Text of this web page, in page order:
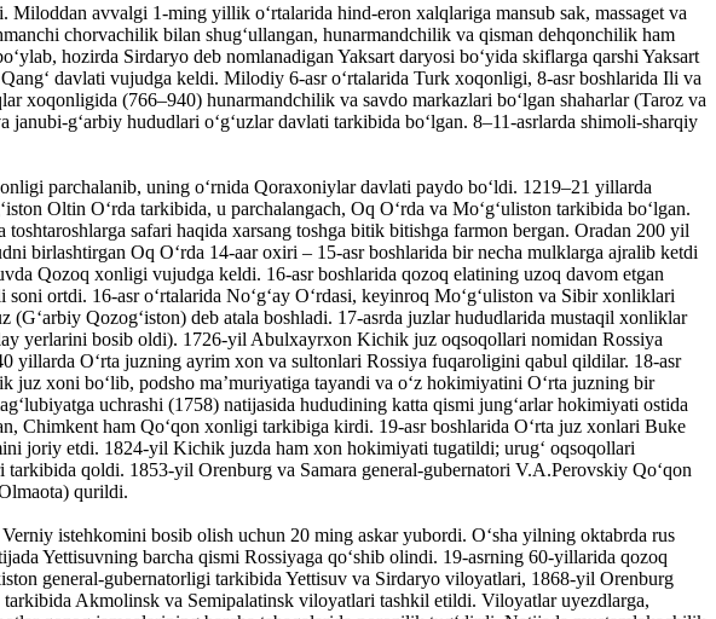
avvalgi 1-ming yillik oʻrtalarida hind-eron xalqlariga mansub sak, massaget va
chorvachilik bilan shugʻullangan, hunarmandchilik va qisman dehqonchilik ham
hozirda Sirdaryo deb nomlanadigan Yaksart daryosi boʻyida skiflarga qarshi Yaksart
davlati vujudga keldi. Milodiy 6-asr oʻrtalarida Turk xoqonligi, 8-asr boshlarida Ili va
xoqonligida (766–940) hunarmandchilik va savdo markazlari boʻlgan shaharlar (Taroz va
gʻarbiy hududlari oʻgʻuzlar davlati tarkibida boʻlgan. 8–11-asrlarda shimoli-sharqiy
parchalanib, uning oʻrnida Qoraxoniylar davlati paydo boʻldi. 1219–21 yillarda
Oltin Oʻrda tarkibida, u parchalangach, Oq Oʻrda va Moʻgʻuliston tarkibida boʻlgan.
safari haqida xarsang toshga bitik bitishga farmon bergan. Oradan 200 yil
birlashtirgan Oq Oʻrda 14-aar oxiri – 15-asr boshlarida bir necha mulklarga ajralib ketdi
Qozoq xonligi vujudga keldi. 16-asr boshlarida qozoq elatining uzoq davom etgan
ortdi. 16-asr oʻrtalarida Noʻgʻay Oʻrdasi, keyinroq Moʻgʻuliston va Sibir xonliklari
Qozogʻiston) deb atala boshladi. 17-asrda juzlar hududlarida mustaqil xonliklar
yerlarini bosib oldi). 1726-yil Abulxayrxon Kichik juz oqsoqollari nomidan Rossiya
Oʻrta juzning ayrim xon va sultonlari Rossiya fuqaroligini qabul qildilar. 18-asr
xoni boʻlib, podsho maʼmuriyatiga tayandi va oʻz hokimiyatini Oʻrta juzning bir
uchrashi (1758) natijasida hududining katta qismi jungʻarlar hokimiyati ostida
Chimkent ham Qoʻqon xonligi tarkibiga kirdi. 19-asr boshlarida Oʻrta juz xonlari Buke
joriy etdi. 1824-yil Kichik juzda ham xon hokimiyati tugatildi; urugʻ oqsoqollari
qoldi. 1853-yil Orenburg va Samara general-gubernatori V.A.Perovskiy Qoʻqon
qurildi.
istehkomini bosib olish uchun 20 ming askar yubordi. Oʻsha yilning oktabrda rus
Yettisuvning barcha qismi Rossiyaga qoʻshib olindi. 19-asrning 60-yillarida qozoq
general-gubernatorligi tarkibida Yettisuv va Sirdaryo viloyatlari, 1868-yil Orenburg
Akmolinsk va Semipalatinsk viloyatlari tashkil etildi. Viloyatlar uyezdlarga,